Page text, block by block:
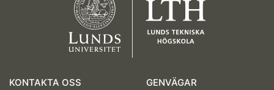
KONTAKTA OSS
GENVÄGAR